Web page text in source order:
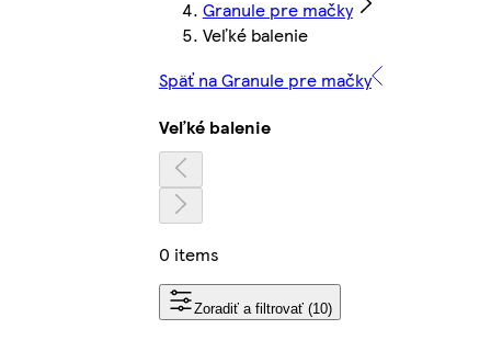
Granule pre mačky
Veľké balenie
Späť na Granule pre mačky
Veľké balenie
0 items
Zoradiť a filtrovať (10)